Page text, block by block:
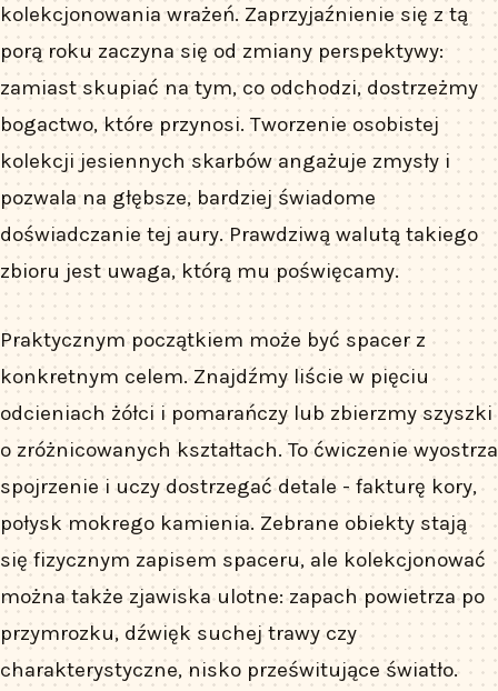
kolekcjonowania wrażeń. Zaprzyjaźnienie się z tą
porą roku zaczyna się od zmiany perspektywy:
zamiast skupiać na tym, co odchodzi, dostrzeżmy
bogactwo, które przynosi. Tworzenie osobistej
kolekcji jesiennych skarbów angażuje zmysły i
pozwala na głębsze, bardziej świadome
doświadczanie tej aury. Prawdziwą walutą takiego
zbioru jest uwaga, którą mu poświęcamy.
Praktycznym początkiem może być spacer z
konkretnym celem. Znajdźmy liście w pięciu
odcieniach żółci i pomarańczy lub zbierzmy szyszki
o zróżnicowanych kształtach. To ćwiczenie wyostrza
spojrzenie i uczy dostrzegać detale - fakturę kory,
połysk mokrego kamienia. Zebrane obiekty stają
się fizycznym zapisem spaceru, ale kolekcjonować
można także zjawiska ulotne: zapach powietrza po
przymrozku, dźwięk suchej trawy czy
charakterystyczne, nisko prześwitujące światło.